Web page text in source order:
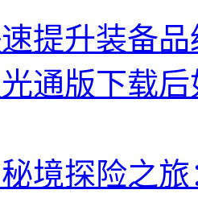
提升装备
通版下载
境探险之